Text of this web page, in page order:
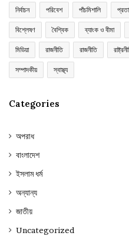
নির্বাচন পরিবেশ পাঁচমিশালি
বিশ্লেষণ বৈশ্বিক ব্যাংক ও বীমা
মিডিয়া রাজনীতি রাজনীতি
সম্পাদকীয় স্বাস্থ্য
Categories
অপরাধ
বাংলাদেশ
ইসলাম ধর্ম
অন্যান্য
জাতীয়
Uncategorized